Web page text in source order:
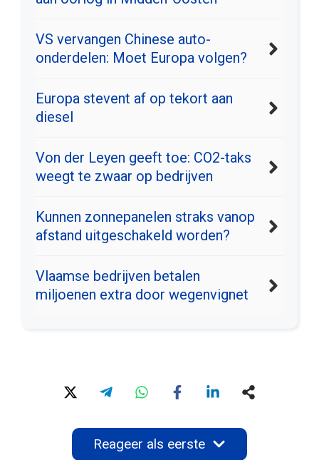
VS vervangen Chinese auto-
onderdelen: Moet Europa volgen?
Europa stevent af op tekort aan
diesel
Von der Leyen geeft toe: CO2-taks
weegt te zwaar op bedrijven
Kunnen zonnepanelen straks vanop
afstand uitgeschakeld worden?
Vlaamse bedrijven betalen
miljoenen extra door wegenvignet
Reageer als eerste